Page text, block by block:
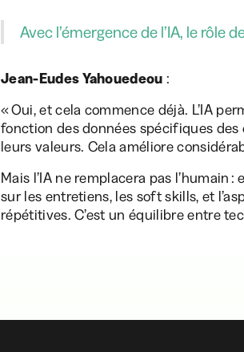
Avec l’émergence de l’IA, le rôle
Jean-Eudes Yahouedeou :
« Oui, et cela commence déjà. L’IA
fonction des données spécifiques
leurs valeurs. Cela améliore
Mais l’IA ne remplacera pas
sur les entretiens, les soft skills, et
répétitives. C’est un équilibre entre